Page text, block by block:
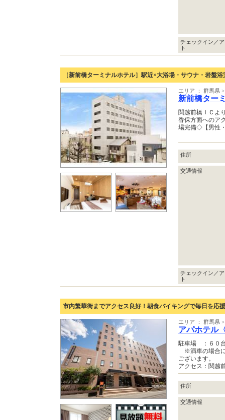
チェックイン／
ト
［新前橋ターミナルホテル］駅近×大浴場・サウナ・岩盤浴
エリア ： 群馬県
新前橋ター
関越前橋ＩＣよ
香保方面へのア
場完備◇【男性
住所
交通情報
チェックイン／
ト
市内繁華街までアクセス良好！朝食バイキングで毎日を応
エリア ： 群馬県
アパホテル
駐車場 ：６０
※満車の場合に
ございます。
アクセス：関越
住所
交通情報